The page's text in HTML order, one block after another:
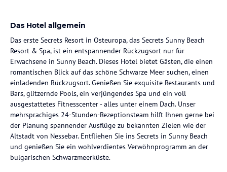
Das Hotel allgemein
Das erste Secrets Resort in Osteuropa, das Secrets Sunny Beach
Resort & Spa, ist ein entspannender Rückzugsort nur für
Erwachsene in Sunny Beach. Dieses Hotel bietet Gästen, die einen
romantischen Blick auf das schöne Schwarze Meer suchen, einen
einladenden Rückzugsort. Genießen Sie exquisite Restaurants und
Bars, glitzernde Pools, ein verjüngendes Spa und ein voll
ausgestattetes Fitnesscenter - alles unter einem Dach. Unser
mehrsprachiges 24-Stunden-Rezeptionsteam hilft Ihnen gerne bei
der Planung spannender Ausflüge zu bekannten Zielen wie der
Altstadt von Nessebar. Entfliehen Sie ins Secrets in Sunny Beach
und genießen Sie ein wohlverdientes Verwöhnprogramm an der
bulgarischen Schwarzmeerküste.